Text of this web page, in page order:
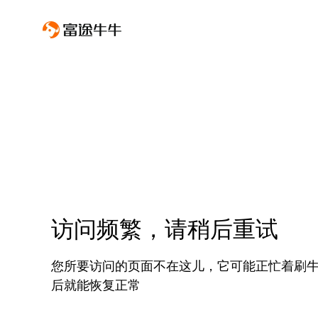
访问频繁，请稍后重试
您所要访问的页面不在这儿，它可能正忙着刷
后就能恢复正常